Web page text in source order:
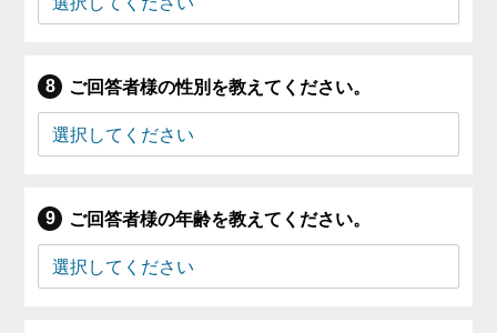
ご回答者様の性別を教えてください。
ご回答者様の年齢を教えてください。